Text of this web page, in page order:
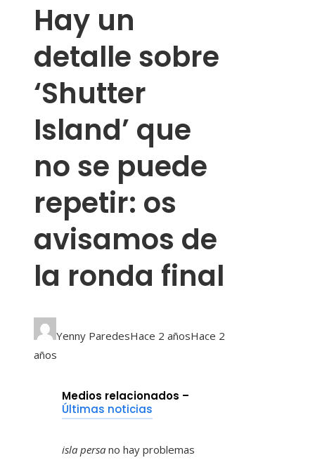
Hay un
detalle sobre
‘Shutter
Island’ que
no se puede
repetir: os
avisamos de
la ronda final
Yenny ParedesHace 2 añosHace 2
años
Medios relacionados –
Últimas noticias
isla persa no hay problemas